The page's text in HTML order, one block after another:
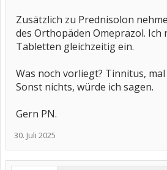
Zusätzlich zu Prednisolon
des Orthopäden Omeprazol. Ich
Tabletten gleichzeitig ein.
Was noch vorliegt? Tinnitus,
Sonst nichts, würde ich sagen.
Gern PN.
30. Juli 2025